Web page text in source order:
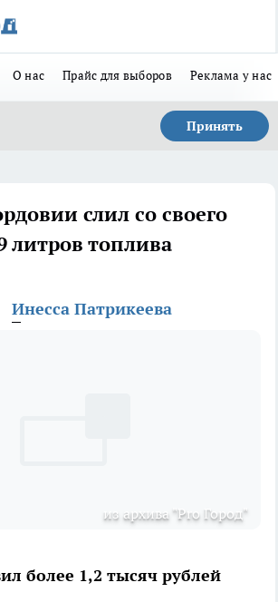
О нас Прайс для выборов Реклама у нас
Принять
слил со своего
литров топлива
Инесса Патрикеева
из архива "Pro Город"
более 1,2 тысяч рублей